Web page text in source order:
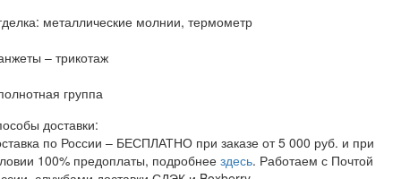
металлические молнии, термометр
– трикотаж
группа
доставки:
по России – БЕСПЛАТНО при заказе от 5 000 руб. и при
100% предоплаты, подробнее здесь. Работаем с Почтой